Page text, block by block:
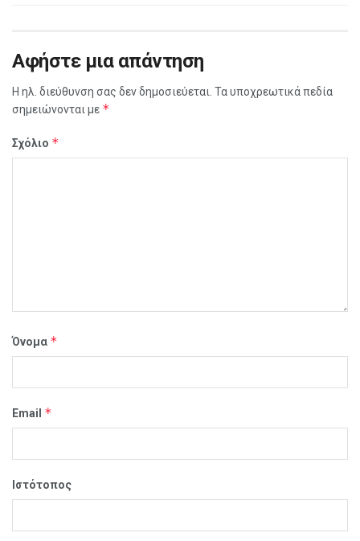
Αφήστε μια απάντηση
Η ηλ. διεύθυνση σας δεν δημοσιεύεται. Τα υποχρεωτικά πεδία
σημειώνονται με *
Σχόλιο *
Όνομα *
Email *
Ιστότοπος